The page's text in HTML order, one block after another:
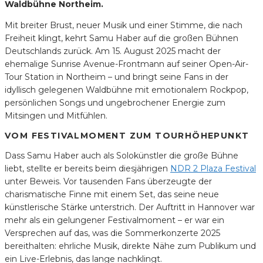
Waldbühne Northeim.
Mit breiter Brust, neuer Musik und einer Stimme, die nach
Freiheit klingt, kehrt Samu Haber auf die großen Bühnen
Deutschlands zurück. Am 15. August 2025 macht der
ehemalige Sunrise Avenue-Frontmann auf seiner Open-Air-
Tour Station in Northeim – und bringt seine Fans in der
idyllisch gelegenen Waldbühne mit emotionalem Rockpop,
persönlichen Songs und ungebrochener Energie zum
Mitsingen und Mitfühlen.
VOM FESTIVALMOMENT ZUM TOURHÖHEPUNKT
Dass Samu Haber auch als Solokünstler die große Bühne
liebt, stellte er bereits beim diesjährigen NDR 2 Plaza Festival
unter Beweis. Vor tausenden Fans überzeugte der
charismatische Finne mit einem Set, das seine neue
künstlerische Stärke unterstrich. Der Auftritt in Hannover war
mehr als ein gelungener Festivalmoment – er war ein
Versprechen auf das, was die Sommerkonzerte 2025
bereithalten: ehrliche Musik, direkte Nähe zum Publikum und
ein Live-Erlebnis, das lange nachklingt.